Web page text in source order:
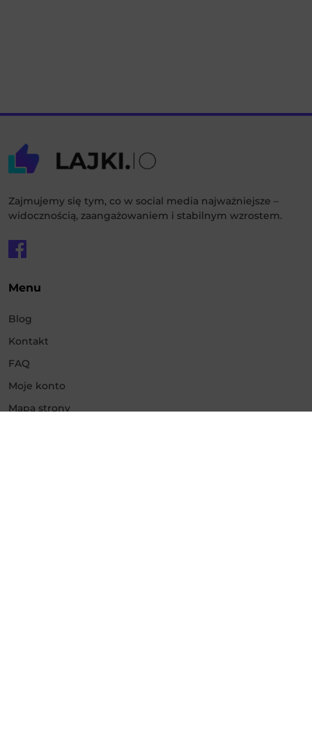
Zajmujemy się tym, co w social media najważniejsze –
widocznością, zaangażowaniem i stabilnym wzrostem.
Menu
Blog
Kontakt
FAQ
Moje konto
Mapa strony